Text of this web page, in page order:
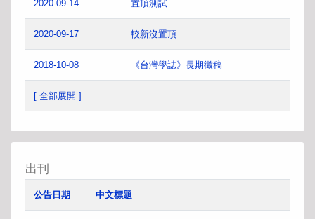
2020-09-14 置頂測試
2020-09-17 較新沒置頂
2018-10-08 《台灣學誌》長期徵稿
[ 全部展開 ]
出刊
公告日期 中文標題